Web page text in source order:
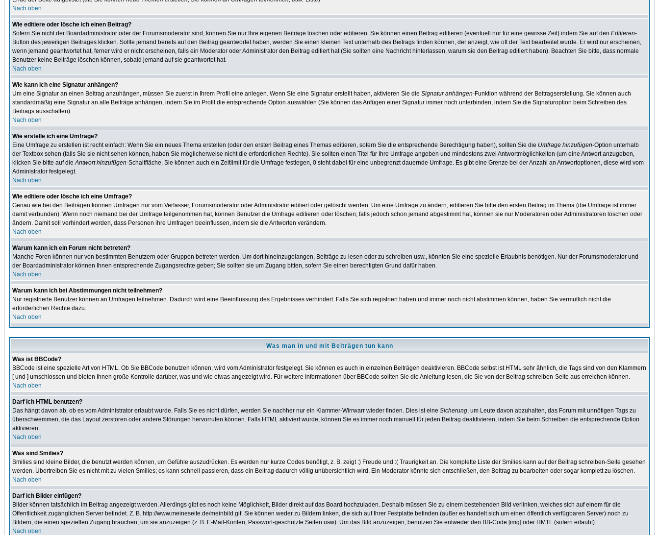
Nach oben
Wie editiere oder lösche ich einen Beitrag?
Sofern Sie nicht der Boardadministrator oder der Forumsmoderator sind, können Sie nur Ihre eigenen Beiträge löschen oder editieren. Sie können einen Beitrag editieren (eventuell nur für eine gewisse Zeit) indem Sie auf den Editieren-
Button des jeweiligen Beitrages klicken. Sollte jemand bereits auf den Beitrag geantwortet haben, werden Sie einen kleinen Text unterhalb des Beitrags finden können, der anzeigt, wie oft der Text bearbeitet wurde. Er wird nur erscheinen,
wenn jemand geantwortet hat, ferner wird er nicht erscheinen, falls ein Moderator oder Administrator den Beitrag editiert hat (Sie sollten eine Nachricht hinterlassen, warum sie den Beitrag editiert haben). Beachten Sie bitte, dass normale
Benutzer keine Beiträge löschen können, sobald jemand auf sie geantwortet hat.
Nach oben
Wie kann ich eine Signatur anhängen?
Um eine Signatur an einen Beitrag anzuhängen, müssen Sie zuerst in Ihrem Profil eine anlegen. Wenn Sie eine Signatur erstellt haben, aktivieren Sie die Signatur anhängen-Funktion während der Beitragserstellung. Sie können auch
standardmäßig eine Signatur an alle Beiträge anhängen, indem Sie im Profil die entsprechende Option auswählen (Sie können das Anfügen einer Signatur immer noch unterbinden, indem Sie die Signaturoption beim Schreiben des
Beitrags ausschalten).
Nach oben
Wie erstelle ich eine Umfrage?
Eine Umfrage zu erstellen ist recht einfach: Wenn Sie ein neues Thema erstellen (oder den ersten Beitrag eines Themas editieren, sofern Sie die entsprechende Berechtigung haben), sollten Sie die Umfrage hinzufügen-Option unterhalb
der Textbox sehen (falls Sie sie nicht sehen können, haben Sie möglicherweise nicht die erforderlichen Rechte). Sie sollten einen Titel für Ihre Umfrage angeben und mindestens zwei Antwortmöglichkeiten (um eine Antwort anzugeben,
klicken Sie bitte auf dieAntwort hinzufügen-Schaltfläche. Sie können auch ein Zeitlimit für die Umfrage festlegen, 0 steht dabei für eine unbegrenzt dauernde Umfrage. Es gibt eine Grenze bei der Anzahl an Antwortoptionen, diese wird vom
Administrator festgelegt.
Nach oben
Wie editiere oder lösche ich eine Umfrage?
Genau wie bei den Beiträgen können Umfragen nur vom Verfasser, Forumsmoderator oder Administrator editiert oder gelöscht werden. Um eine Umfrage zu ändern, editieren Sie bitte den ersten Beitrag im Thema (die Umfrage ist immer
damit verbunden). Wenn noch niemand bei der Umfrage teilgenommen hat, können Benutzer die Umfrage editieren oder löschen; falls jedoch schon jemand abgestimmt hat, können sie nur Moderatoren oder Administratoren löschen oder
ändern. Damit soll verhindert werden, dass Personen ihre Umfragen beeinflussen, indem sie die Antworten verändern.
Nach oben
Warum kann ich ein Forum nicht betreten?
Manche Foren können nur von bestimmten Benutzern oder Gruppen betreten werden. Um dort hineinzugelangen, Beiträge zu lesen oder zu schreiben usw., könnten Sie eine spezielle Erlaubnis benötigen. Nur der Forumsmoderator und
der Boardadministrator können Ihnen entsprechende Zugangsrechte geben; Sie sollten sie um Zugang bitten, sofern Sie einen berechtigten Grund dafür haben.
Nach oben
Warum kann ich bei Abstimmungen nicht teilnehmen?
Nur registrierte Benutzer können an Umfragen teilnehmen. Dadurch wird eine Beeinflussung des Ergebnisses verhindert. Falls Sie sich registriert haben und immer noch nicht abstimmen können, haben Sie vermutlich nicht die
erforderlichen Rechte dazu.
Nach oben
Was man in und mit Beiträgen tun kann
Was ist BBCode?
BBCode ist eine spezielle Art von HTML. Ob Sie BBCode benutzen können, wird vom Administrator festgelegt. Sie können es auch in einzelnen Beiträgen deaktivieren. BBCode selbst ist HTML sehr ähnlich, die Tags sind von den Klammern
[ und ] umschlossen und bieten Ihnen große Kontrolle darüber, was und wie etwas angezeigt wird. Für weitere Informationen über BBCode sollten Sie die Anleitung lesen, die Sie von der Beitrag schreiben-Seite aus erreichen können.
Nach oben
Darf ich HTML benutzen?
Das hängt davon ab, ob es vom Administrator erlaubt wurde. Falls Sie es nicht dürfen, werden Sie nachher nur ein Klammer-Wirrwarr wieder finden. Dies ist eine Sicherung, um Leute davon abzuhalten, das Forum mit unnötigen Tags zu
überschwemmen, die das Layout zerstören oder andere Störungen hervorrufen können. Falls HTML aktiviert wurde, können Sie es immer noch manuell für jeden Beitrag deaktivieren, indem Sie beim Schreiben die entsprechende Option
aktivieren.
Nach oben
Was sind Smilies?
Smilies sind kleine Bilder, die benutzt werden können, um Gefühle auszudrücken. Es werden nur kurze Codes benötigt, z. B. zeigt :) Freude und :( Traurigkeit an. Die komplette Liste der Smilies kann auf der Beitrag schreiben-Seite gesehen
werden. Übertreiben Sie es nicht mit zu vielen Smilies; es kann schnell passieren, dass ein Beitrag dadurch völlig unübersichtlich wird. Ein Moderator könnte sich entschließen, den Beitrag zu bearbeiten oder sogar komplett zu löschen.
Nach oben
Darf ich Bilder einfügen?
Bilder können tatsächlich im Beitrag angezeigt werden. Allerdings gibt es noch keine Möglichkeit, Bilder direkt auf das Board hochzuladen. Deshalb müssen Sie zu einem bestehenden Bild verlinken, welches sich auf einem für die
Öffentlichkeit zugänglichen Server befindet. Z. B. http://www.meineseite.de/meinbild.gif. Sie können weder zu Bildern linken, die sich auf Ihrer Festplatte befinden (außer es handelt sich um einen öffentlich verfügbaren Server) noch zu
Bildern, die einen speziellen Zugang brauchen, um sie anzuzeigen (z. B. E-Mail-Konten, Passwort-geschützte Seiten usw). Um das Bild anzuzeigen, benutzen Sie entweder den BB-Code [img] oder HMTL (sofern erlaubt).
Nach oben